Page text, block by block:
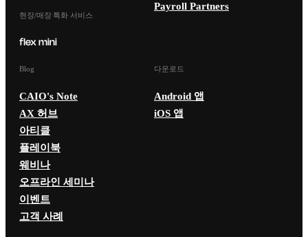
현장/매장 특화 서비스
Payroll Partners
Blog
CAIO's Note
AX 허브
아티클
플레이북
웨비나
오프라인 세미나
이벤트
고객 사례
다운로드
Android 앱
iOS 앱